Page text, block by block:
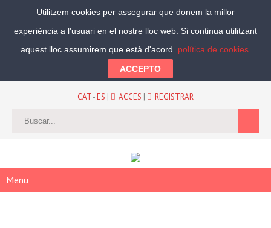
Segueix-nos:
CAT-ES | ACCES | REGISTRAR
Menu
Utilitzem cookies per assegurar que donem la millor
experiència a l'usuari en el nostre lloc web. Si continua utilitzant
aquest lloc assumirem que està d'acord. política de cookies.
ACCEPTO